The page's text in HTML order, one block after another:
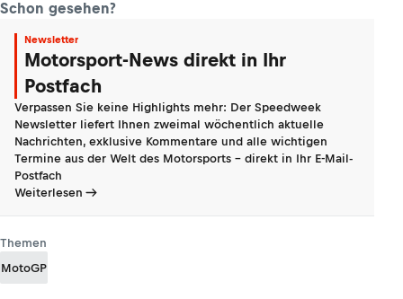
Schon gesehen?
Newsletter
Motorsport-News direkt in Ihr
Postfach
Verpassen Sie keine Highlights mehr: Der Speedweek
Newsletter liefert Ihnen zweimal wöchentlich aktuelle
Nachrichten, exklusive Kommentare und alle wichtigen
Termine aus der Welt des Motorsports - direkt in Ihr E-Mail-
Postfach
Weiterlesen
Themen
MotoGP